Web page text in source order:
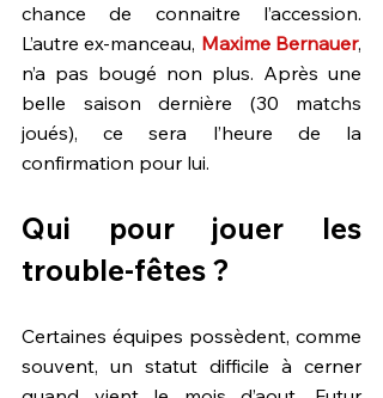
chance de connaitre l’accession.
L’autre ex-manceau, Maxime Bernauer,
n’a pas bougé non plus. Après une
belle saison dernière (30 matchs
joués), ce sera l’heure de la
confirmation pour lui.
Qui pour jouer les
trouble-fêtes ?
Certaines équipes possèdent, comme
souvent, un statut difficile à cerner